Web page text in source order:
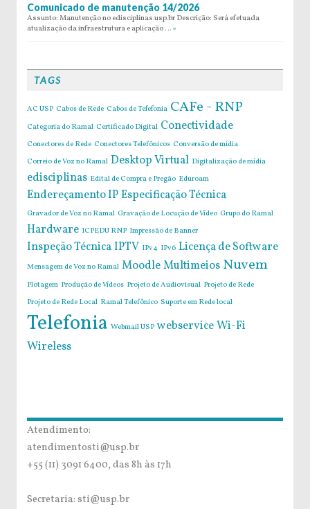
Comunicado de manutenção 14/2026
Assunto: Manutenção no edisciplinas.usp.br Descrição: Será efetuada
atualização da infraestrutura e aplicação … »
TAGS
AC USP Cabos de Rede Cabos de Tefefonia CAFe - RNP
Categoria do Ramal Certificado Digital Conectividade
Conectores de Rede Conectores Telefônicos Conversão de mídia
Correio de Voz no Ramal Desktop Virtual Digitalização de mídia
edisciplinas Edital de Compra e Pregão Eduroam
Endereçamento IPEspecificação Técnica
Gravador de Voz no Ramal Gravação de Locução de Vídeo Grupo do Ramal
Hardware ICPEDU RNP Impressão de Banner
Inspeção TécnicaIPTV IPv4 IPv6 Licença de Software
Mensagem de Voz no Ramal MoodleMultimeios Nuvem
Plotagem Produção de Vídeos Projeto de Audiovisual Projeto de Rede
Projeto de Rede Local Ramal Telefônico Suporte em Rede local
Telefonia Webmail USP webserviceWi-Fi
Wireless
Atendimento:
atendimentosti@usp.br
+55 (11) 3091 6400, das 8h às 17h
Secretaria: sti@usp.br